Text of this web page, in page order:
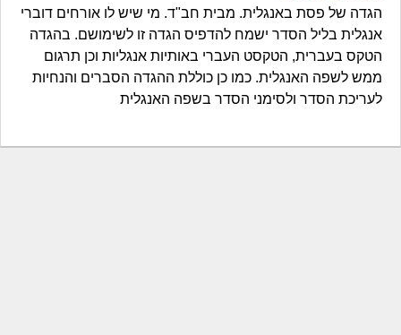
הגדה של פסת באנגלית. מבית חב"ד. מי שיש לו אורחים דוברי
אנגלית בליל הסדר ישמח להדפיס הגדה זו לשימושם. בהגדה
הטקס בעברית, הטקסט העברי באותיות אנגליות וכן תרגום
ממש לשפה האנגלית. כמו כן כוללת ההגדה הסברים והנחיות
לעריכת הסדר ולסימני הסדר בשפה האנגלית